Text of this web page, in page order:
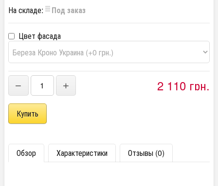
На складе:
Под заказ
Цвет фасада
− + 2 110 грн.
Обзор Характеристики Отзывы (0)